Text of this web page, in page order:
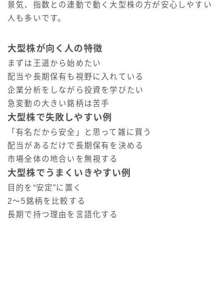
景気、指数との連動で動く大型株の方が安心しやすい
人も多いです。
大型株が向く人の特徴
まずは王道から始めたい
配当や長期保有も視野に入れている
企業分析をしながら投資を学びたい
急変動の大きい銘柄は苦手
大型株で失敗しやすい例
「有名だから安全」と思って雑に買う
配当があるだけで長期保有を決める
市場全体の地合いを無視する
大型株でうまくいきやすい例
目的を“安定”に置く
2〜5銘柄を比較する
長期で持つ理由を言語化する